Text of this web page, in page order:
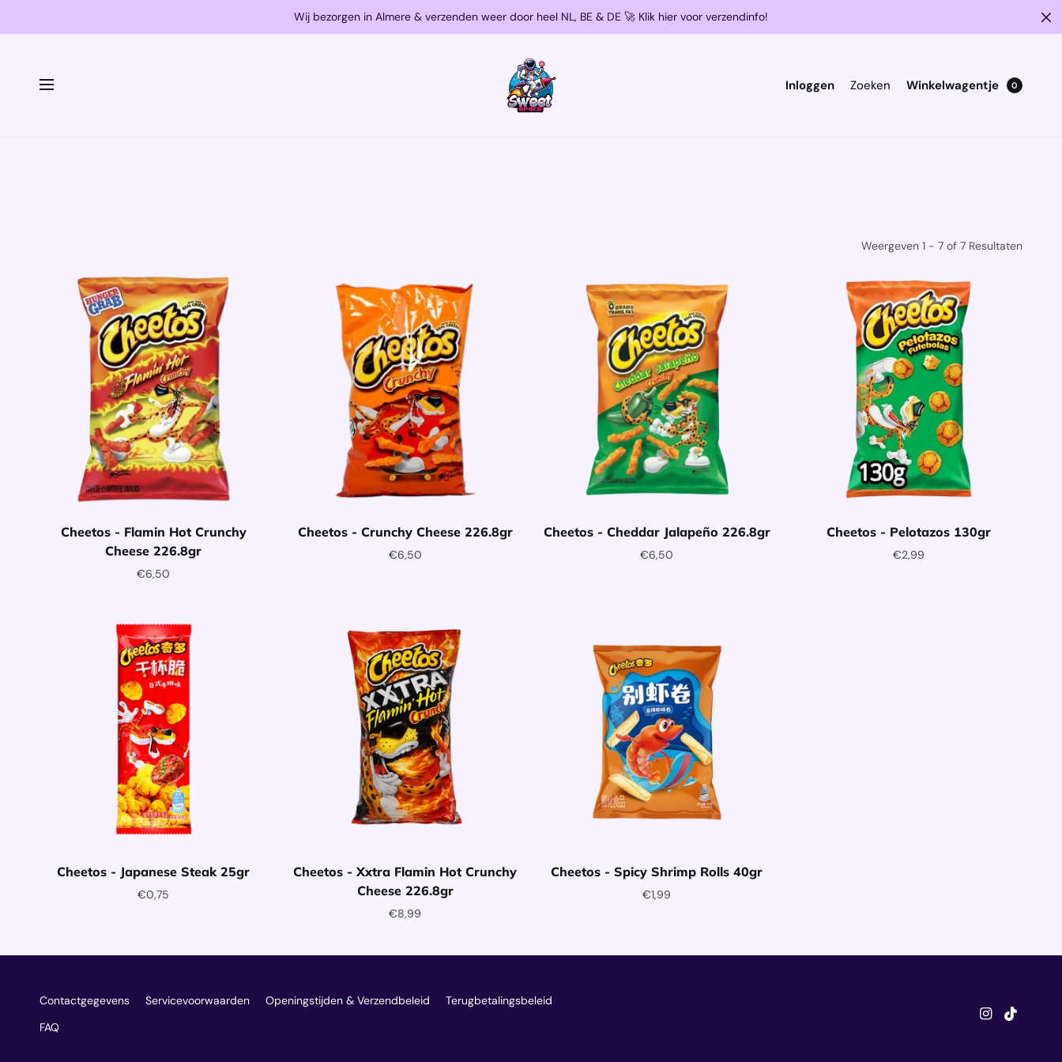
Wij bezorgen in Almere & verzenden weer door heel NL, BE & DE 🚀 Klik hier voor verzendinfo!
Inloggen Zoeken Winkelwagentje 0
Weergeven 1 - 7 of 7 Resultaten
Cheetos - Flamin Hot Crunchy
Cheese 226.8gr
€6,50
Cheetos - Crunchy Cheese 226.8gr
€6,50
Cheetos - Cheddar Jalapeño 226.8gr
€6,50
Cheetos - Pelotazos 130gr
€2,99
Cheetos - Japanese Steak 25gr
€0,75
Cheetos - Xxtra Flamin Hot Crunchy
Cheese 226.8gr
€8,99
Cheetos - Spicy Shrimp Rolls 40gr
€1,99
Contactgegevens Servicevoorwaarden Openingstijden & Verzendbeleid
Terugbetalingsbeleid
FAQ